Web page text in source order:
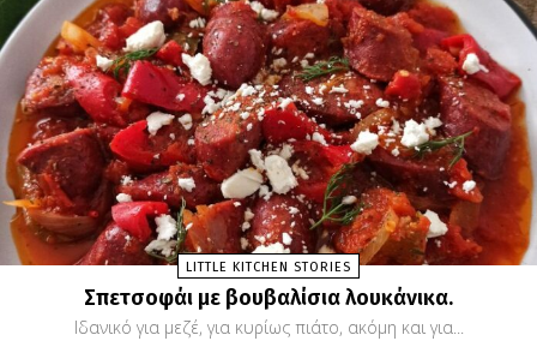
LITTLE KITCHEN STORIES
Σπετσοφάι με βουβαλίσια λουκάνικα.
Ιδανικό για μεζέ, για κυρίως πιάτο, ακόμη και για...